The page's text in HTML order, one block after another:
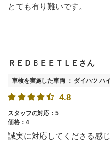
とても有り難いです。
ＲＥＤＢＥＥＴＬＥさん
車検を実施した車両 ： ダイハツ ハ
4.8
スタッフの対応：5
価格：4
誠実に対応してくださる感